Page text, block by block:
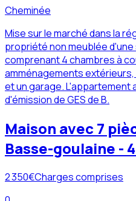
Cheminée
Mise sur le marché dans la
propriété non meublée d'une
comprenant 4 chambres à
amménagements
et un garage. L'appartement
d'émission de GES de B.
Maison avec 7
Basse-goulaine -
2 350€Charges comprises